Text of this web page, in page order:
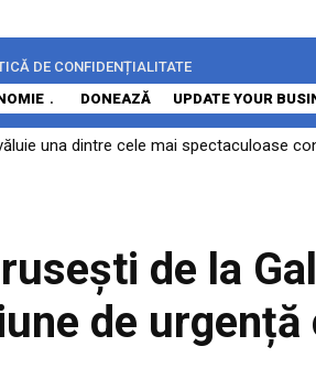
DE CONFIDENȚIALITATE
DONEAZĂ UPDATE YOUR
una dintre cele mai spectaculoase
de facto PSD-AUR a blocat
de la
de